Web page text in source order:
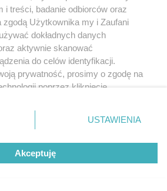
i treści, badanie odbiorców oraz
zgodą Użytkownika my i Zaufani
dokładnych danych
aktywnie skanować
do celów identyfikacji.
prywatność, prosimy o zgodę na
poprzez kliknięcie
przycisk ustawień prywatności
dolnym rogu strony
danych nie wymagają zgody
prawo sprzeciwić się takiemu
będą miały zastosowanie tylko
USTAWIENIA
Akceptuję